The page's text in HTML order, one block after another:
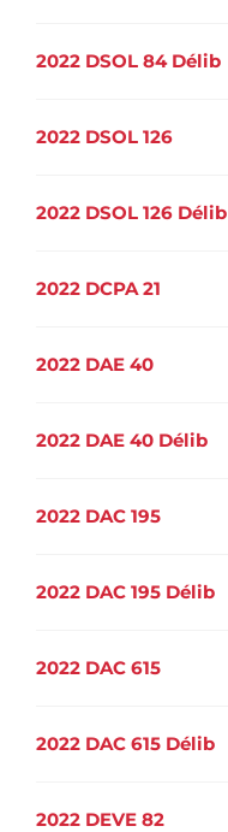
2022 DSOL 84 Délib
2022 DSOL 126
2022 DSOL 126 Délib
2022 DCPA 21
2022 DAE 40
2022 DAE 40 Délib
2022 DAC 195
2022 DAC 195 Délib
2022 DAC 615
2022 DAC 615 Délib
2022 DEVE 82